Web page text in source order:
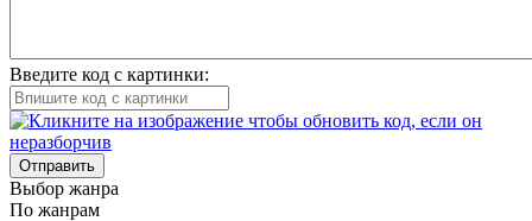
Введите код с картинки:
Отправить
Вы­бор жан­ра
По жан­рам